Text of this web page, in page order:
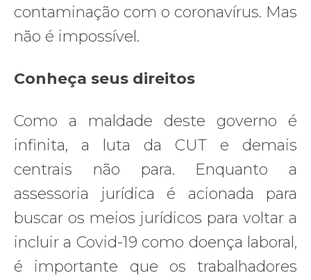
contaminação com o coronavírus. Mas
não é impossível.
Conheça seus direitos
Como a maldade deste governo é
infinita, a luta da CUT e demais
centrais não para. Enquanto a
assessoria jurídica é acionada para
buscar os meios jurídicos para voltar a
incluir a Covid-19 como doença laboral,
é importante que os trabalhadores